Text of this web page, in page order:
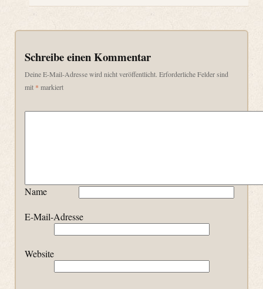
Schreibe einen Kommentar
Deine E-Mail-Adresse wird nicht veröffentlicht. Erforderliche Felder sind
mit * markiert
Name
E-Mail-Adresse
Website